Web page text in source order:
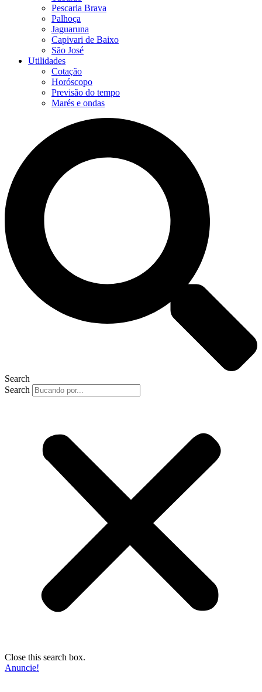
Pescaria Brava
Palhoça
Jaguaruna
Capivari de Baixo
São José
Utilidades
Cotação
Horóscopo
Previsão do tempo
Marés e ondas
Search
Search
Close this search box.
Anuncie!